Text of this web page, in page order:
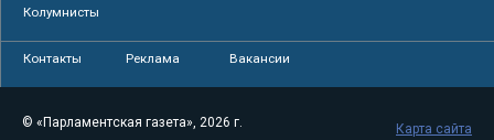
Колумнисты
Контакты Реклама Вакансии
© «Парламентская газета», 2026 г.
Карта сайта